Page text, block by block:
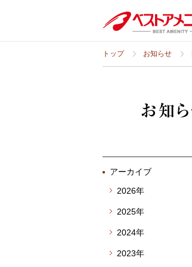
トップ お知らせ
アーカイブ
2026年
2025年
2024年
2023年